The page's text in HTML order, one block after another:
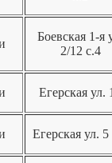
Боевская 1-я
2/12 с.4
Егерская ул.
Егерская ул. 5